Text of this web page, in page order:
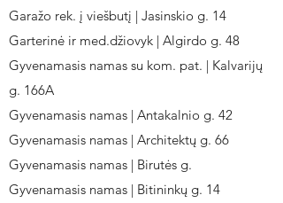
Garažo rek. į viešbutį | Jasinskio g. 14
Garterinė ir med.džiovyk | Algirdo g. 48
Gyvenamasis namas su kom. pat. | Kalvarijų
g. 166A
Gyvenamasis namas | Antakalnio g. 42
Gyvenamasis namas | Architektų g. 66
Gyvenamasis namas | Birutės g.
Gyvenamasis namas | Bitininkų g. 14